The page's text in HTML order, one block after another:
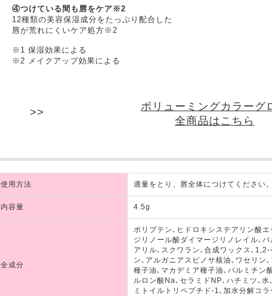
④つけている間も唇をケア※2
12種類の美容保湿成分をたっぷり配合した
唇が荒れにくいケア処方※2
※1 保湿効果による
※2 メイクアップ効果による
ボリューミングカラーグ
全商品はこちら
使用方法 適量をとり、唇全体につけてください
内容量 4.5g
全成分
ポリブテン､ヒドロキシステアリン酸
ジリノール酸ダイマージリノレイル､
アリル､スクワラン､合成ワックス､
ン､アルガニアスピノサ核油､ワセリン
種子油､マカデミア種子油､パルミチン
ルロン酸Na､セラミドNP､ハチミツ､
ミトイルトリペプチド-1､加水分解コ